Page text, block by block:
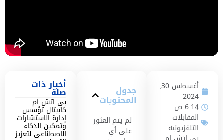
أغسطس 30,
2024
6:14 ص
المقابلات
التلفزيونية
جدول
المحتويات
لم يتم العثور
على أي
أخبار ذات
صلة
بي اتش ام
كابيتال تؤسس
إدارة الاستشارات
وتمكين الذكاء
الاصطناعي لتعزيز